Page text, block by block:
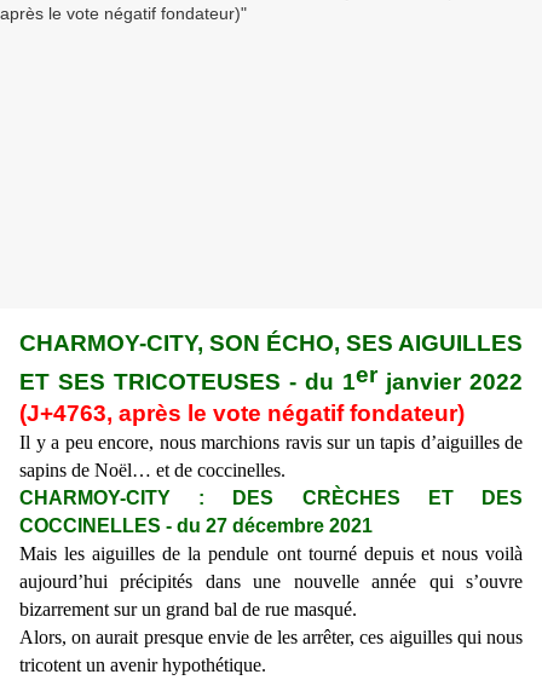
CHARMOY-CITY, SON ÉCHO, SES AIGUILLES
ET SES TRICOTEUSES - du 1er janvier 2022
(J+4763, après le vote négatif fondateur)
Il y a peu encore, nous marchions ravis sur un tapis d’aiguilles de
sapins de Noël… et de coccinelles.
CHARMOY-CITY :
DES CR ÈCHES ET DES
COCCINELLES - du 27 décembre 2021
Mais les aiguilles de la pendule ont tourné depuis et nous voilà
aujourd’hui précipités dans une nouvelle année qui s’ouvre
bizarrement sur un grand bal de rue masqué.
Alors, on aurait presque envie de les arrêter, ces aiguilles qui nous
tricotent un avenir hypothétique.